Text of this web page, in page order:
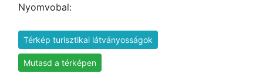
Nyomvobal:
Térkép turisztikai látványosságok
Mutasd a térképen